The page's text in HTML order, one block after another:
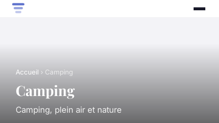
Accueil › Camping
Camping
Camping, plein air et nature